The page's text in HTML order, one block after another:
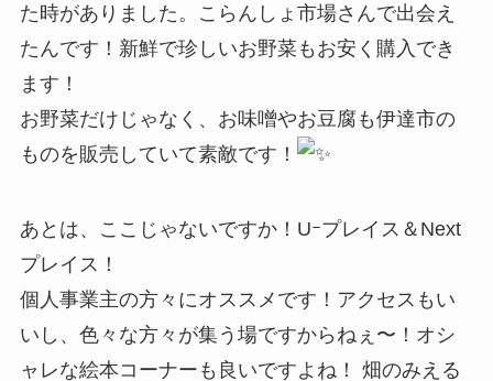
た時がありました。こらんしょ市場さんで出会え
たんです！新鮮で珍しいお野菜もお安く購入でき
ます！
お野菜だけじゃなく、お味噌やお豆腐も伊達市の
ものを販売していて素敵です！
あとは、ここじゃないですか！Uｰプレイス＆Next
プレイス！
個人事業主の方々にオススメです！アクセスもい
いし、色々な方々が集う場ですからねぇ〜！オシ
ャレな絵本コーナーも良いですよね！ 畑のみえる